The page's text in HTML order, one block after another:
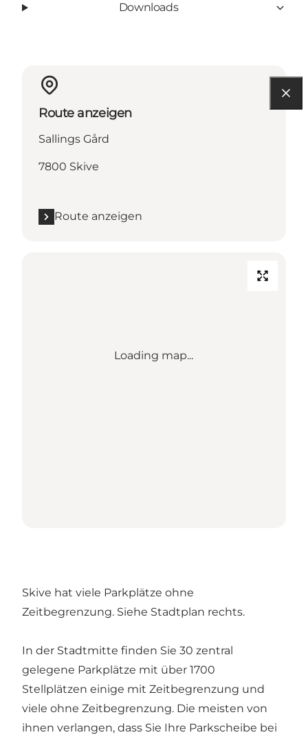
Downloads
Route anzeigen
Sallings Gård
7800 Skive
Route anzeigen
Loading map...
Skive hat viele Parkplätze ohne
Zeitbegrenzung. Siehe Stadtplan rechts.
In der Stadtmitte finden Sie 30 zentral
gelegene Parkplätze mit über 1700
Stellplätzen einige mit Zeitbegrenzung und
viele ohne Zeitbegrenzung. Die meisten von
ihnen verlangen, dass Sie Ihre Parkscheibe bei